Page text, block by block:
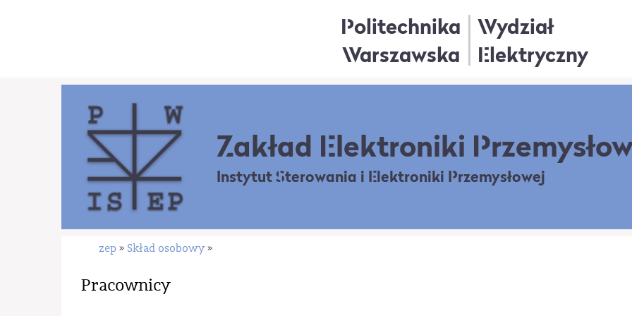
Politechnika
Warszawska
Wydział
Elektryczny
Zakład Elektroniki
Instytut Sterowania i Elektroniki Przemysłowej
zep » Skład osobowy »
Pracownicy